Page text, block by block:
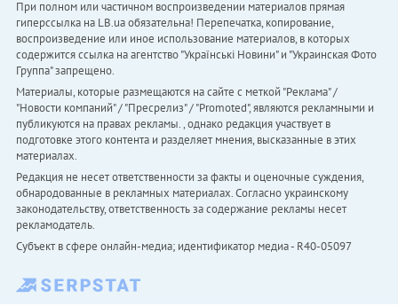
При полном или частичном воспроизведении материалов прямая
гиперссылка на LB.ua обязательна! Перепечатка, копирование,
воспроизведение или иное использование материалов, в которых
содержится ссылка на агентство "Українськi Новини" и "Украинская Фото
Группа" запрещено.
Материалы, которые размещаются на сайте с меткой "Реклама" /
"Новости компаний" / "Пресрелиз" / "Promoted", являются рекламными и
публикуются на правах рекламы. , однако редакция участвует в
подготовке этого контента и разделяет мнения, высказанные в этих
материалах.
Редакция не несет ответственности за факты и оценочные суждения,
обнародованные в рекламных материалах. Согласно украинскому
законодательству, ответственность за содержание рекламы несет
рекламодатель.
Субъект в сфере онлайн-медиа; идентификатор медиа - R40-05097